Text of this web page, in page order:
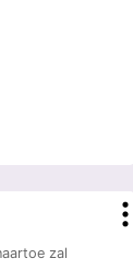
zal